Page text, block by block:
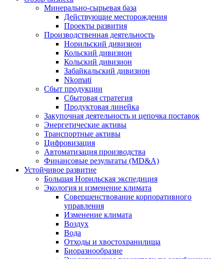
Минерально-сырьевая база
Действующие месторождения
Проекты развития
Производственная деятельность
Норильский дивизион
Кольский дивизион
Кольский дивизион
Забайкальский дивизион
Nkomati
Сбыт продукции
Сбытовая стратегия
Продуктовая линейка
Закупочная деятельность и цепочка поставок
Энергетические активы
Транспортные активы
Цифровизация
Автоматизация производства
Финансовые результаты (MD&A)
Устойчивое развитие
Большая Норильская экспедиция
Экология и изменение климата
Совершенствование корпоративного
управления
Изменение климата
Воздух
Вода
Отходы и хвостохранилища
Биоразнообразие